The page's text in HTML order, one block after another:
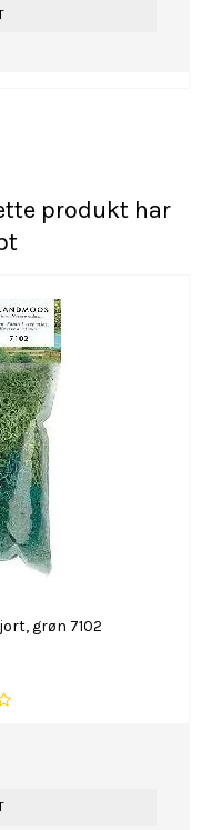
produkt har
grøn 7102